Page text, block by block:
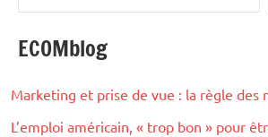
ECOMblog
Marketing et prise de vue : la règle des
L’emploi américain, « trop bon » pour